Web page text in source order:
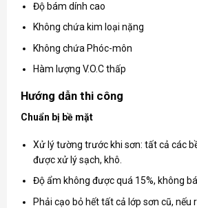
Độ bám dính cao
Không chứa kim loại nặng
Không chứa Phóc-môn
Hàm lượng V.O.C thấp
Hướng dẫn thi công
Chuẩn bị bề mặt
Xử lý tường trước khi sơn: tất cả các
được xử lý sạch, khô.
Độ ẩm không được quá 15%, không
Phải cạo bỏ hết tất cả lớp sơn cũ, nếu